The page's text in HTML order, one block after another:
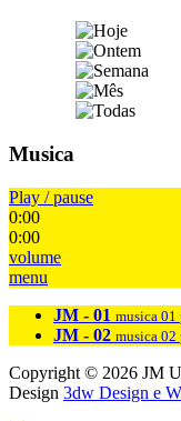
Musica
Play / pause
0:00
0:00
volume
menu
JM - 01 musica 01
JM - 02 musica 02
Copyright © 2026 JM
Design 3dw Design e